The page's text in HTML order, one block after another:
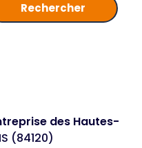
Rechercher
des Hautes-
(84120)